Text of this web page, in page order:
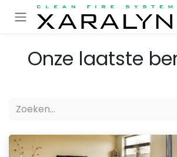
OVERSLAAN NAAR INHOUD
Onze laatste